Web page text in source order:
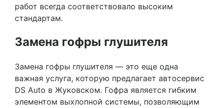
работ всегда соответствовало высоким
стандартам.
Замена гофры глушителя
Замена гофры глушителя — это еще одна
важная услуга, которую предлагает автосервис
DS Auto в Жуковском. Гофра является гибким
элементом выхлопной системы, позволяющим